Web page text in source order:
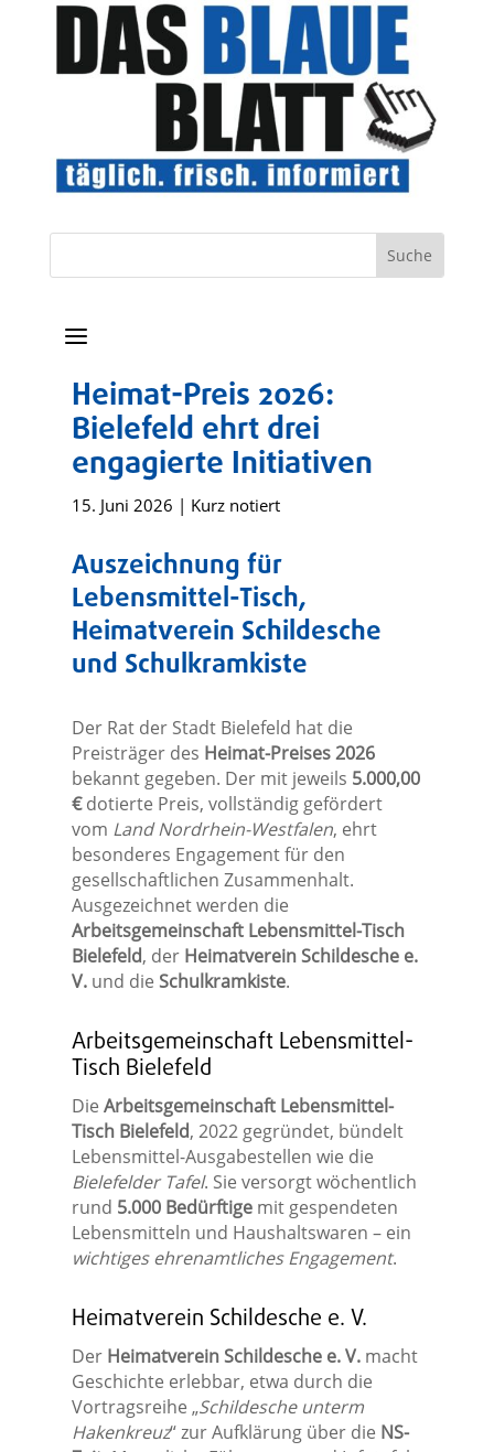
a
Heimat-Preis 2026:
Bielefeld ehrt drei
engagierte Initiativen
15. Juni 2026 | Kurz notiert
Auszeichnung für
Lebensmittel-Tisch,
Heimatverein Schildesche
und Schulkramkiste
Der Rat der Stadt Bielefeld hat die
Preisträger des Heimat-Preises 2026
bekannt gegeben. Der mit jeweils 5.000,00
€dotierte Preis, vollständig gefördert
vom Land Nordrhein-Westfalen, ehrt
besonderes Engagement für den
gesellschaftlichen Zusammenhalt.
Ausgezeichnet werden die
Arbeitsgemeinschaft Lebensmittel-Tisch
Bielefeld, der Heimatverein Schildesche e.
V.und die Schulkramkiste.
Arbeitsgemeinschaft Lebensmittel-
Tisch Bielefeld
Die Arbeitsgemeinschaft Lebensmittel-
Tisch Bielefeld, 2022 gegründet, bündelt
Lebensmittel-Ausgabestellen wie die
Bielefelder Tafel. Sie versorgt wöchentlich
rund 5.000 Bedürftigemit gespendeten
Lebensmitteln und Haushaltswaren – ein
wichtiges ehrenamtliches Engagement.
Heimatverein Schildesche e. V.
Der Heimatverein Schildesche e. V.macht
Geschichte erlebbar, etwa durch die
Vortragsreihe „Schildesche unterm
Hakenkreuz“ zur Aufklärung über die NS-